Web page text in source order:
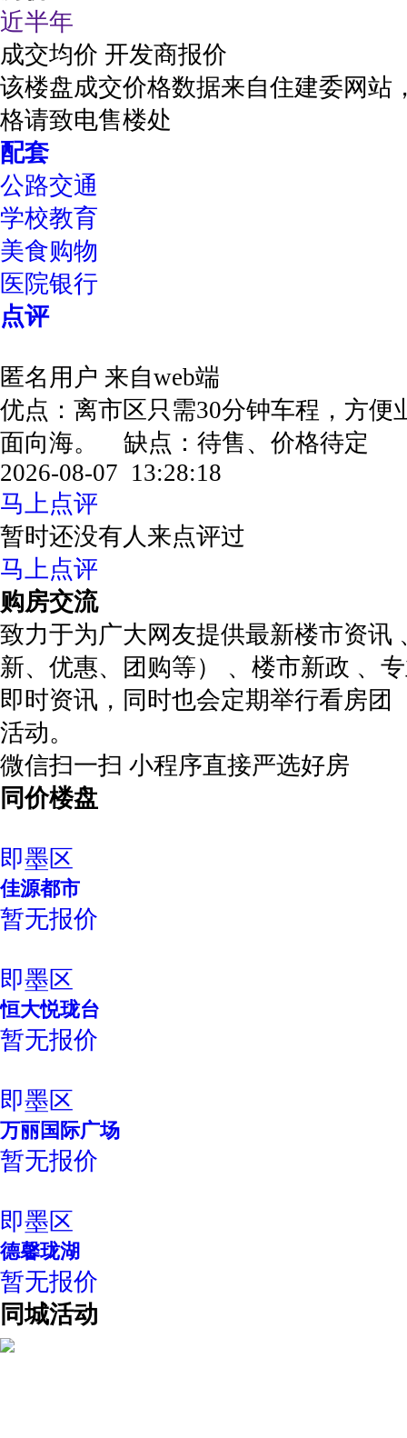
近半年
成交均价 开发商报价
该楼盘成交价格数据来自住建委网站
格请致电售楼处
配套
公路交通
学校教育
美食购物
医院银行
点评
匿名用户 来自web端
优点：离市区只需30分钟车程，方便
面向海。 缺点：待售、价格待定
2026-08-07 13:28:18
马上点评
暂时还没有人来点评过
马上点评
购房交流
致力于为广大网友提供最新楼市资讯
新、优惠、团购等） 、楼市新政 、
即时资讯，同时也会定期举行看房团
活动。
微信扫一扫 小程序直接严选好房
同价楼盘
即墨区
佳源都市
暂无报价
即墨区
恒大悦珑台
暂无报价
即墨区
万丽国际广场
暂无报价
即墨区
德馨珑湖
暂无报价
同城活动